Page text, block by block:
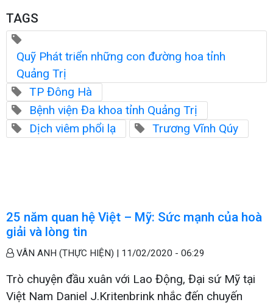
TAGS
Quỹ Phát triển những con đường hoa tỉnh
Quảng Trị
TP Đông Hà
Bệnh viện Đa khoa tỉnh Quảng Trị
Dịch viêm phổi lạ
Trương Vĩnh Qúy
25 năm quan hệ Việt – Mỹ: Sức mạnh của hoà
giải và lòng tin
VÂN ANH (THỰC HIỆN) | 11/02/2020 - 06:29
Trò chuyện đầu xuân với Lao Động, Đại sứ Mỹ tại
Việt Nam Daniel J.Kritenbrink nhắc đến chuyến